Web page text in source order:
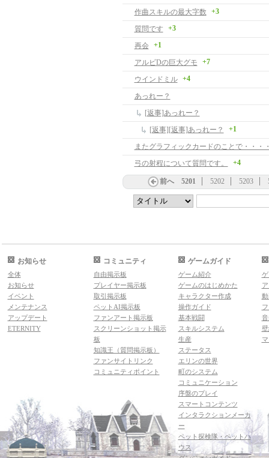
作曲スキルの最大字数 +3
質問です +3
再会 +1
アルビDの巨大グモ +7
ウインドミル +4
あっれー？
[返事]あっれー？
[返事][返事]あっれー？
+1
またグラフィックカードのことで・・・
弓の射程について質問です。
+4
前へ 5201 5202 5203
お知らせ
全体
お知らせ
イベント
メンテナンス
アップデート
ETERNITY
コミュニティ
自由掲示板
プレイヤー掲示板
取引掲示板
ペットAI掲示板
ファンアート掲示板
スクリーンショット掲示
板
知識王（質問掲示板）
ファンサイトリンク
コミュニティポイント
ゲームガイド
ゲーム紹介
ゲームのはじめかた
キャラクター作成
操作ガイド
基本戦闘
スキルシステム
生産
ステータス
エリンの世界
町のシステム
コミュニケーション
序盤のプレイ
スマートコンテンツ
インタラクションメーカ
ー
ペット探検隊・ペットハ
ウス